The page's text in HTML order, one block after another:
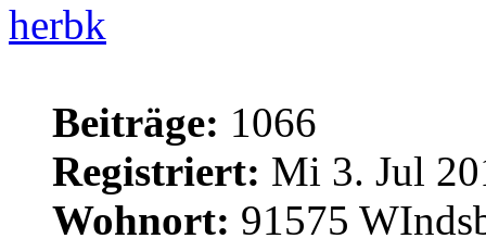
herbk
Beiträge: 1066
Registriert: Mi 3. Jul
Wohnort: 91575